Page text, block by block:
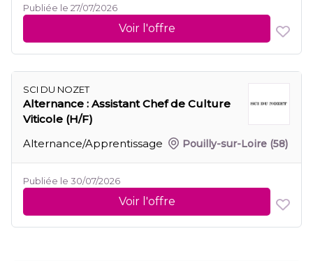
Publiée le 27/07/2026
Voir l'offre
SCI DU NOZET
Alternance : Assistant Chef de Culture
Viticole (H/F)
Alternance/Apprentissage
Pouilly-sur-Loire (58)
Publiée le 30/07/2026
Voir l'offre